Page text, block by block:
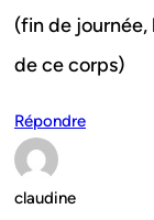
(fin de journée,
de ce corps)
Répondre
claudine